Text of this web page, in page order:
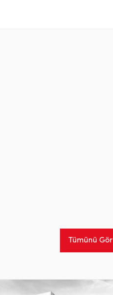
Tümünü Gör